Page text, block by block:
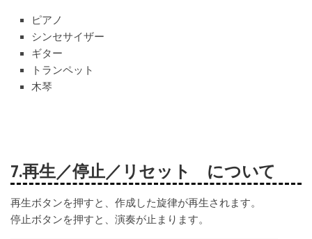
ピアノ
シンセサイザー
ギター
トランペット
木琴
7.再生／停止／リセット について
再生ボタンを押すと、作成した旋律が再生されます。
停止ボタンを押すと、演奏が止まります。